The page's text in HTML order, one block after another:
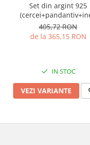
Set din argint 925
rodiat , Piatra : opal
laborator, Culoare :
albastru,
405,72 RON
de la 365,15 RON
IN STOC
VEZI VARIANTE